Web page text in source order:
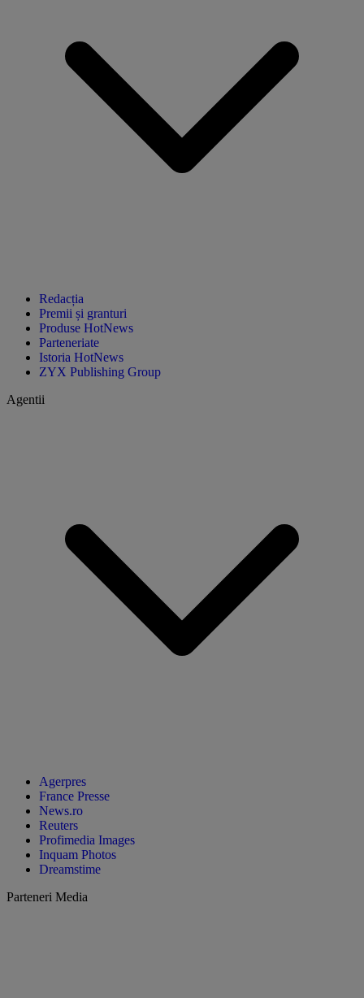
Redacția
Premii și granturi
Produse HotNews
Parteneriate
Istoria HotNews
ZYX Publishing Group
Agentii
Agerpres
France Presse
News.ro
Reuters
Profimedia Images
Inquam Photos
Dreamstime
Parteneri Media